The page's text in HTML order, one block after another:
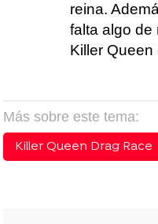
reina.
falta algo de
Killer Queen
Más sobre este tema:
Killer Queen Drag Race